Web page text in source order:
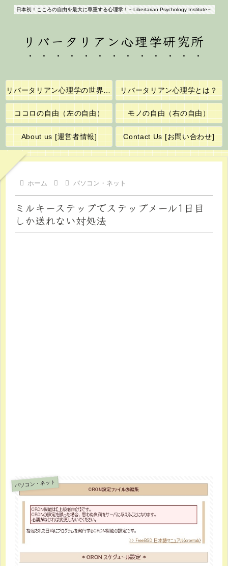
日本初！こころの自由を最大に尊重する心理学！～Libertarian Psychology Institute～
リバータリアン心理学研究所
リバータリアン心理学の世界へようこそ！ リバータリアン心理学とは？
ココロの自由（左の自由） モノの自由（右の自由）
About us [運営者情報] Contact Us [お問い合わせ]
ホーム パソコン・ネット
ミルキーステップでステップメール1日目
しか送れない対処法
パソコン・ネット